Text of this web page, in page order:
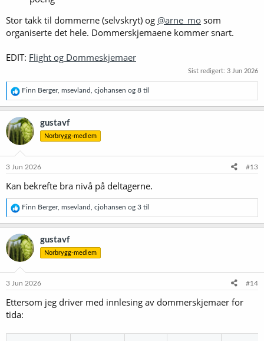
Stor takk til dommerne (selvskryt) og @arne_mo som
organiserte det hele. Dommerskjemaene kommer snart.
EDIT: Flight og Dommeskjemaer
Sist redigert: 3 Jun 2026
R
e
a
k
s
j
o
e
Finn Berger, msevland cjohansen og 8 til
gustavf
Norbrygg-medlem
3 Jun 2026 #13
Kan bekrefte bra nivå på deltagerne.
R
e
a
k
s
j
o
e
:
Finn Berger, msevland cjohansen og 3 til
gustavf
Norbrygg-medlem
3 Jun 2026 #14
Ettersom jeg driver med innlesing av dommerskjemaer for
tida: